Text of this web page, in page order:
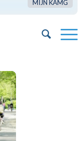
MIJN KAMG